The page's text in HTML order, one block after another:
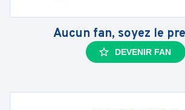
Aucun fan, soyez le
DEVENIR FAN